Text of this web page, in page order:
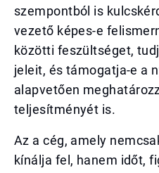
szempontból is
vezető képes-e
közötti feszültséget,
jeleit, és támogatja-e a
alapvetően
teljesítményét is.
Az a cég, amely
kínálja fel, hanem időt,